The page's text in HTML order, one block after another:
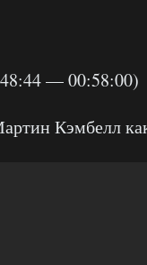
— 00:58:00)
Кэмбелл